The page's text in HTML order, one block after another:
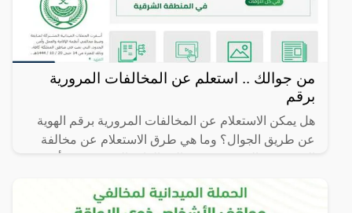
من جوالك .. استعلم عن المخالفات المرورية
برقم
هل يمكن الاستعلام عن المخالفات المرورية برقم الهوية
عن طريق الجوال؟ وما هي طرق الاستعلام عن مخالفة